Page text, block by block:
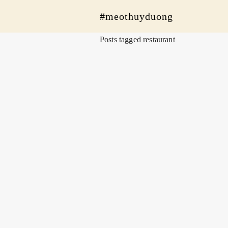
#meothuyduong
Posts tagged restaurant